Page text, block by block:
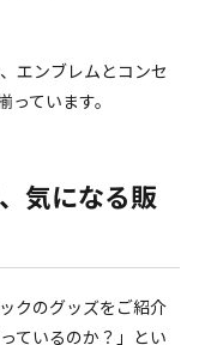
エンブレムとコンセ
ています。
気になる販
クのグッズをご紹介
ているのか？」とい